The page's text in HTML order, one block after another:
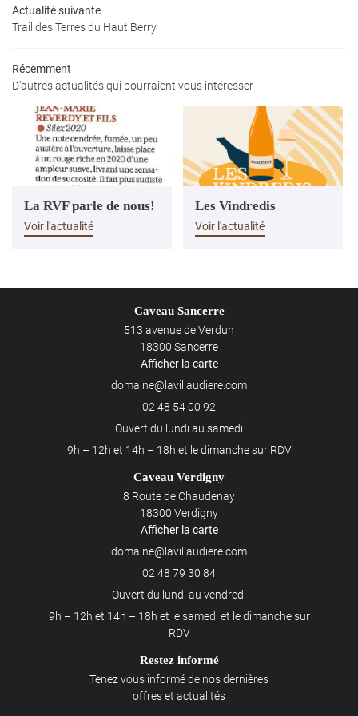
Nos images
Actualités
Contact
Actualité suivante
Trail des Terres du Haut Berry
Récemment
D'autres actualités qui pourraient vous intéresser
La RVF parle de nous!
Voir l'actualité
Les Vindredis
Voir l'actualité
Caveau Sancerre
513 avenue de Verdun
18300 Sancerre
Afficher la carte
02 48 54 00 92
Ouvert du lundi au samedi
9h – 12h et 14h – 18h et le dimanche sur RDV
Caveau Verdigny
8 Route de Chaudenay
18300 Verdigny
Afficher la carte
02 48 79 30 84
Ouvert du lundi au vendredi
9h – 12h et 14h – 18h et le samedi et le dimanche sur
RDV
Restez informé
Tenez vous informé de nos dernières
offres et actualités